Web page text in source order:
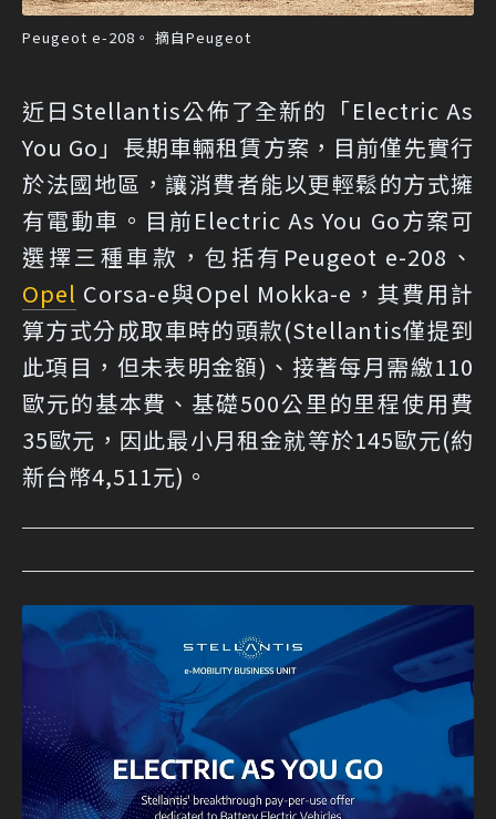
Peugeot e-208。 摘自Peugeot
近日Stellantis公佈了全新的「Electric As
You Go」長期車輛租賃方案，目前僅先實行
於法國地區，讓消費者能以更輕鬆的方式擁
有電動車。目前Electric As You Go方案可
選擇三種車款，包括有Peugeot e-208、
Opel Corsa-e與Opel Mokka-e，其費用計
算方式分成取車時的頭款(Stellantis僅提到
此項目，但未表明金額)、接著每月需繳110
歐元的基本費、基礎500公里的里程使用費
35歐元，因此最小月租金就等於145歐元(約
新台幣4,511元)。